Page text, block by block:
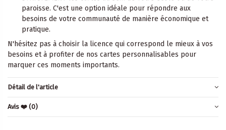
paroisse. C'est une option idéale pour répondre aux
besoins de votre communauté de manière économique et
pratique.
N'hésitez pas à choisir la licence qui correspond le mieux à vos
besoins et à profiter de nos cartes personnalisables pour
marquer ces moments importants.
Détail de l'article
Avis ❤️ (0)